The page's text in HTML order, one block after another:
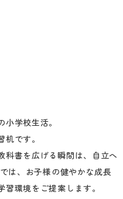
学校生活。
です。
科書を広げる瞬間は、自立へ
は、お子様の健やかな成長
環境をご提案します。